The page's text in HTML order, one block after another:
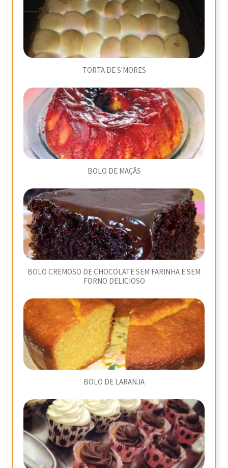
TORTA DE S'MORES
BOLO DE MAÇÃS
BOLO CREMOSO DE CHOCOLATE SEM FARINHA E SEM
FORNO DELICIOSO
BOLO DE LARANJA